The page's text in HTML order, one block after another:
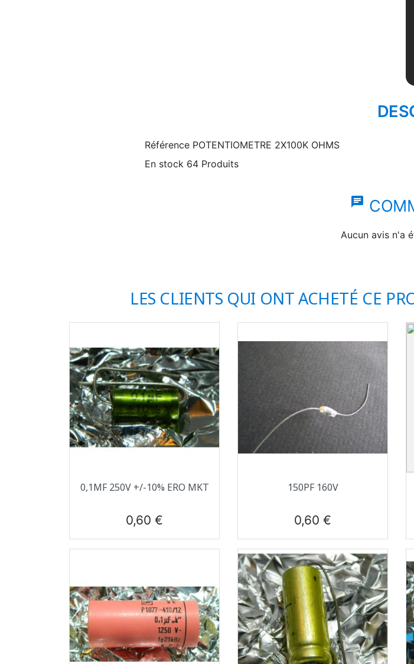
Référence POTENTIOMETRE 2X100K OHMS
En stock 64 Produits
chat
Aucun avis n'a
LES CLIENTS QUI ONT ACHETÉ CE
Aperçu rapide
0,1ΜF 250V +/-10% ERO MKT
Prix
0,60 €
Aperçu rapide
150PF 160V
Prix
0,60 €